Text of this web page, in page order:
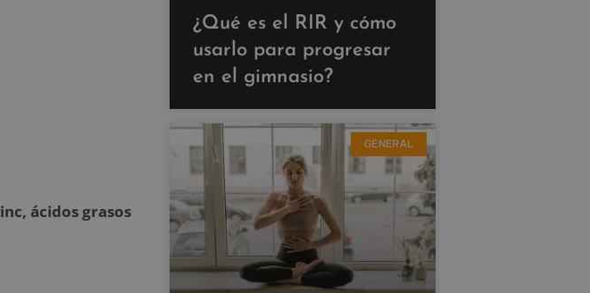
ácidos grasos
¿Qué es el RIR y cómo
usarlo para progresar
en el gimnasio?
GENERAL